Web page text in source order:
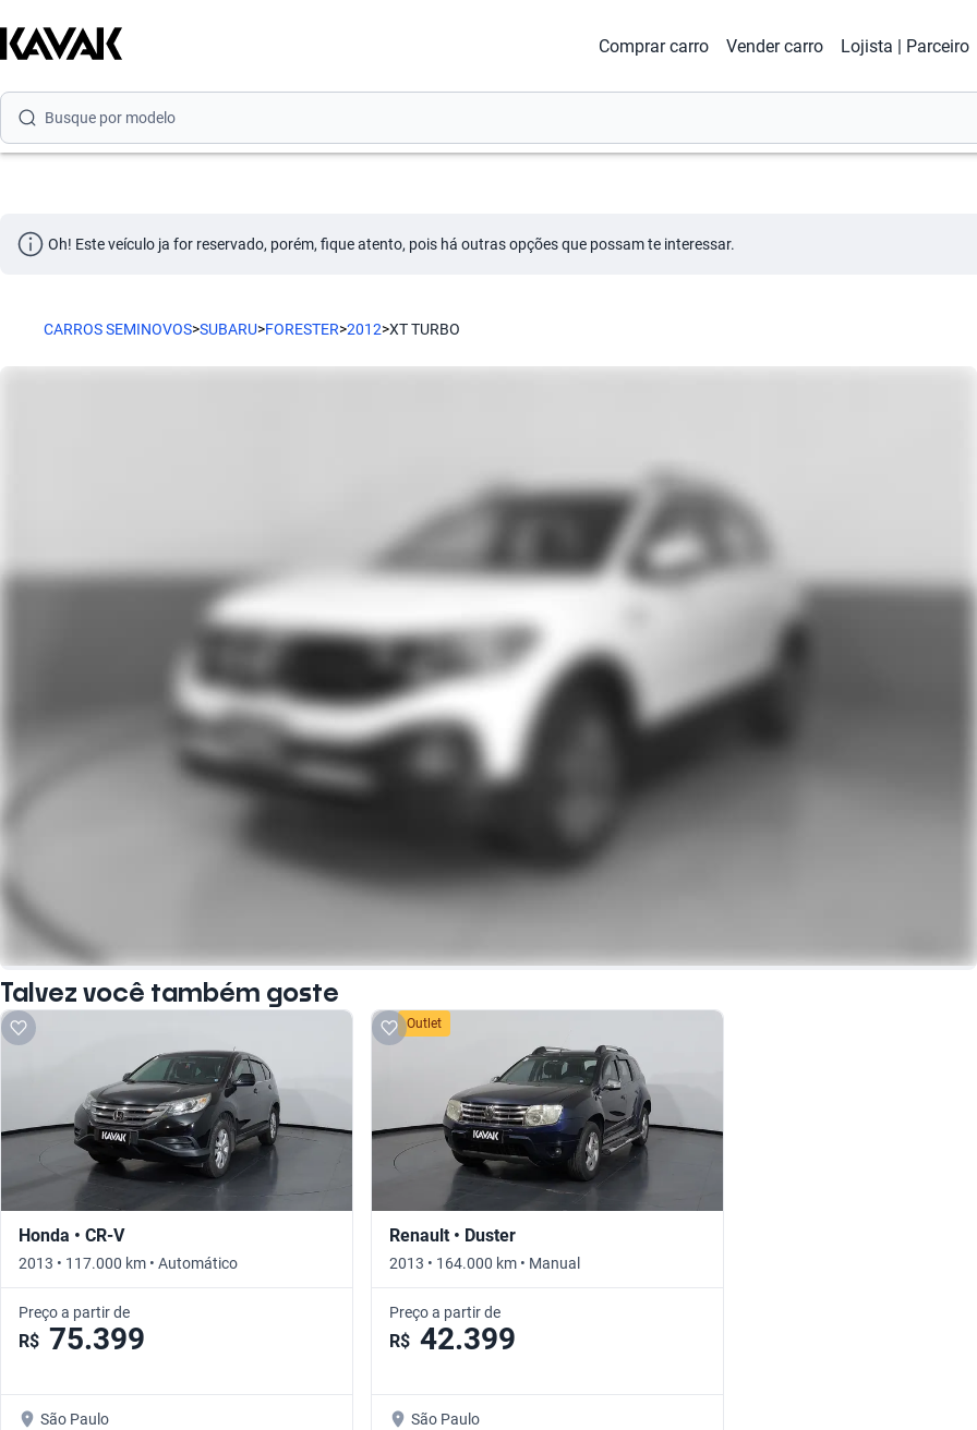
Comprar carro Vender carro Lojista | Parceiro
Busque por marca
Busque por versão
Busque por ano
Oh! Este veículo ja for reservado, porém, fique atento, pois há outras opções que possam te interessar.
CARROS SEMINOVOS>SUBARU>FORESTER>2012>XT TURBO
Talvez você também goste
Honda • CR-V
2013 • 117.000 km • Automático
Preço a partir de
R$ 75.399
São Paulo
Outlet
Renault • Duster
2013 • 164.000 km • Manual
Preço a partir de
R$ 42.399
São Paulo